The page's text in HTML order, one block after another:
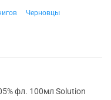
Черновцы
фл. 100мл Solution